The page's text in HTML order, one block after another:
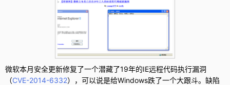
微软本月安全更新修复了一个潜藏了19年的IE远程代码执行漏洞
（CVE-2014-6332），可以说是给Windows跌了一个大跟斗。缺陷